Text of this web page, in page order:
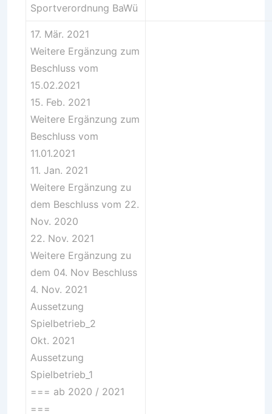
Sportverordnung BaWü
17. Mär. 2021
Weitere Ergänzung zum
Beschluss vom
15.02.2021
15. Feb. 2021
Weitere Ergänzung zum
Beschluss vom
11.01.2021
11. Jan. 2021
Weitere Ergänzung zu
dem Beschluss vom 22.
Nov. 2020
22. Nov. 2021
Weitere Ergänzung zu
dem 04. Nov Beschluss
4. Nov. 2021
Aussetzung
Spielbetrieb_2
Okt. 2021
Aussetzung
Spielbetrieb_1
=== ab 2020 / 2021
===